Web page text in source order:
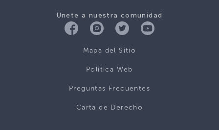
Únete a nuestra comunidad
Mapa del Sitio
Politica Web
Preguntas Frecuentes
Carta de Derecho